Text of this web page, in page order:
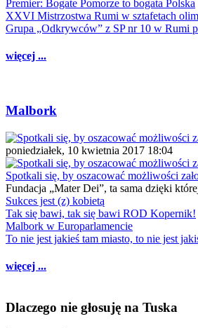
Premier: Bogate Pomorze to bogata Polska
XXVI Mistrzostwa Rumi w sztafetach
Grupa „Odkrywców” z SP nr 10 w Rumi
więcej ...
Malbork
poniedziałek, 10 kwietnia 2017 18:04
Spotkali się, by oszacować możliwości
Fundacja „Mater Dei”, ta sama dzięki
Sukces jest (z) kobietą
Tak się bawi, tak się bawi ROD Kopernik!
Malbork w Europarlamencie
To nie jest jakieś tam miasto, to nie jest
więcej ...
Dlaczego nie głosuję na Tuska